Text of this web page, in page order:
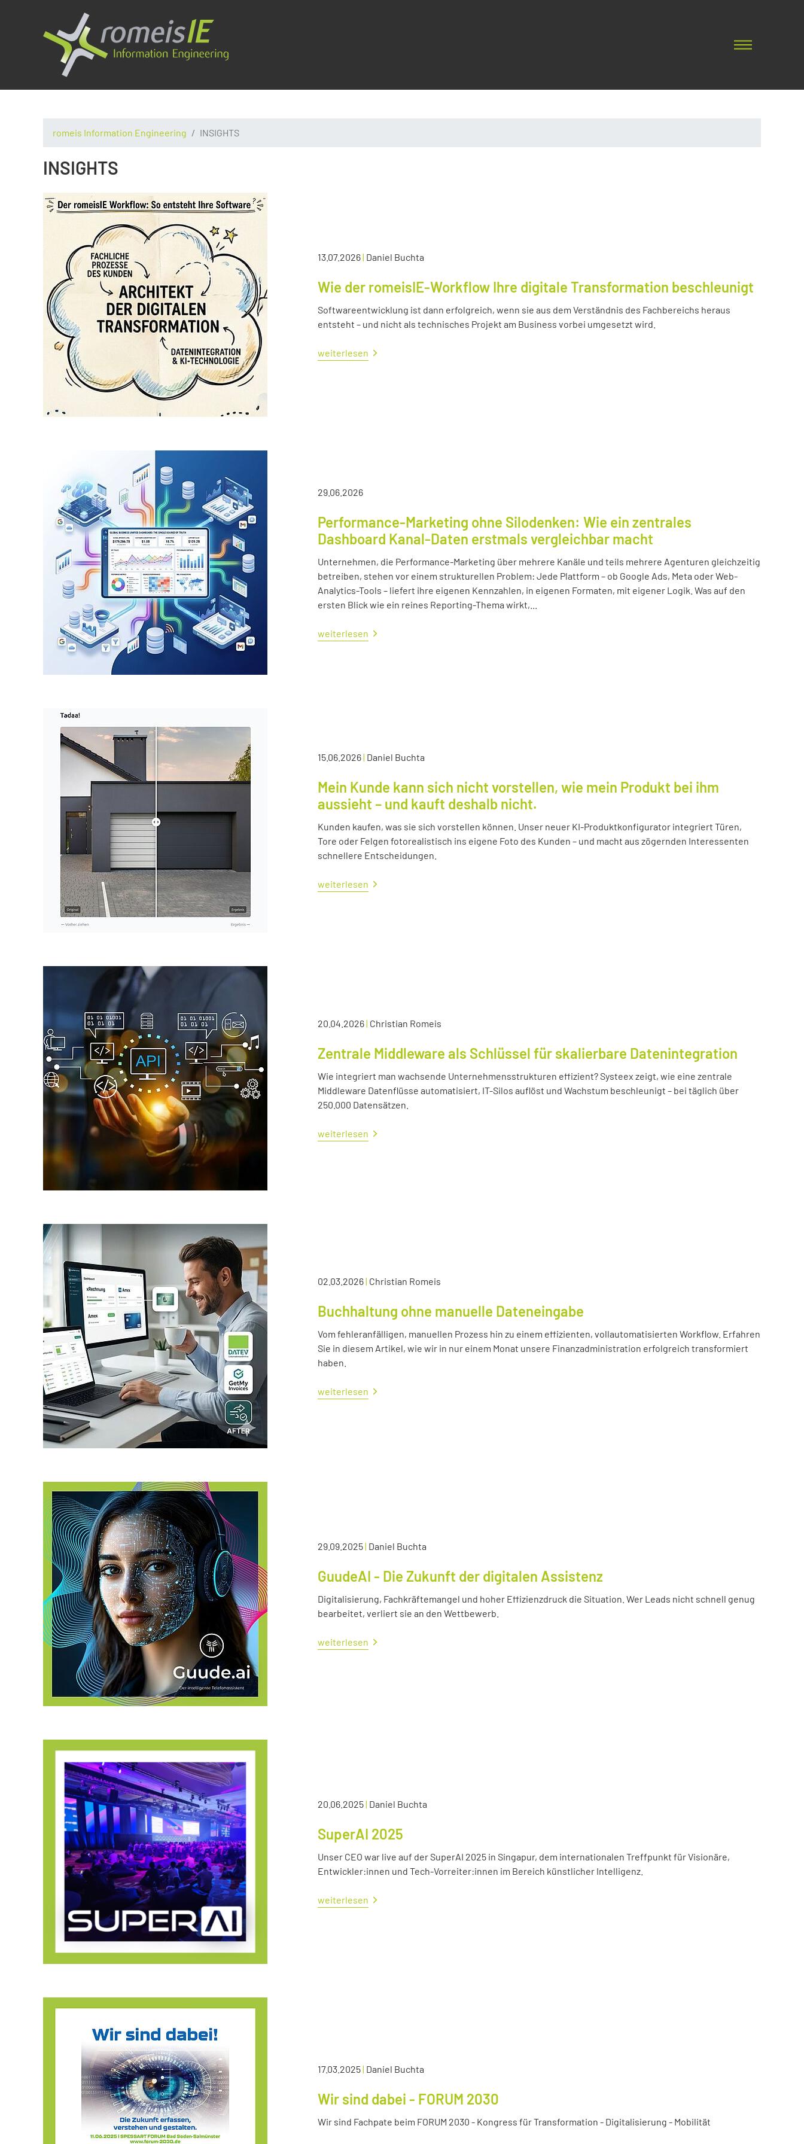
romeis Information Engineering INSIGHTS
INSIGHTS
13.07.2026| Daniel Buchta
Wie der romeisIE-Workflow Ihre digitale Transformation beschleunigt
Softwareentwicklung ist dann erfolgreich, wenn sie aus dem Verständnis des Fachbereichs heraus
entsteht – und nicht als technisches Projekt am Business vorbei umgesetzt wird.
weiterlesen
29.06.2026
Performance-Marketing ohne Silodenken: Wie ein zentrales
Dashboard Kanal-Daten erstmals vergleichbar macht
Unternehmen, die Performance-Marketing über mehrere Kanäle und teils mehrere Agenturen gleichzeitig
betreiben, stehen vor einem strukturellen Problem: Jede Plattform – ob Google Ads, Meta oder Web-
Analytics-Tools – liefert ihre eigenen Kennzahlen, in eigenen Formaten, mit eigener Logik. Was auf den
ersten Blick wie ein reines Reporting-Thema wirkt,...
weiterlesen
15.06.2026| Daniel Buchta
Mein Kunde kann sich nicht vorstellen, wie mein Produkt bei ihm
aussieht – und kauft deshalb nicht.
Kunden kaufen, was sie sich vorstellen können. Unser neuer KI-Produktkonfigurator integriert Türen,
Tore oder Felgen fotorealistisch ins eigene Foto des Kunden – und macht aus zögernden Interessenten
schnellere Entscheidungen.
weiterlesen
20.04.2026| Christian Romeis
Zentrale Middleware als Schlüssel für skalierbare Datenintegration
Wie integriert man wachsende Unternehmensstrukturen effizient? Systeex zeigt, wie eine zentrale
Middleware Datenflüsse automatisiert, IT-Silos auflöst und Wachstum beschleunigt – bei täglich über
250.000 Datensätzen.
weiterlesen
02.03.2026| Christian Romeis
Buchhaltung ohne manuelle Dateneingabe
Vom fehleranfälligen, manuellen Prozess hin zu einem effizienten, vollautomatisierten Workflow. Erfahren
Sie in diesem Artikel, wie wir in nur einem Monat unsere Finanzadministration erfolgreich transformiert
haben.
weiterlesen
29.09.2025| Daniel Buchta
GuudeAI - Die Zukunft der digitalen Assistenz
Digitalisierung, Fachkräftemangel und hoher Effizienzdruck die Situation. Wer Leads nicht schnell genug
bearbeitet, verliert sie an den Wettbewerb.
weiterlesen
20.06.2025| Daniel Buchta
SuperAI 2025
Unser CEO war live auf der SuperAI 2025 in Singapur, dem internationalen Treffpunkt für Visionäre,
Entwickler:innen und Tech-Vorreiter:innen im Bereich künstlicher Intelligenz.
weiterlesen
17.03.2025| Daniel Buchta
Wir sind dabei - FORUM 2030
Wir sind Fachpate beim FORUM 2030 - Kongress für Transformation - Digitalisierung - Mobilität